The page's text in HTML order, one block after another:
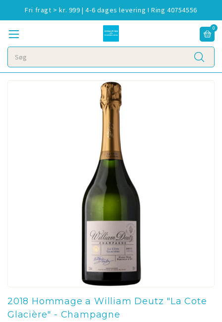
Fri fragt > kr. 999 | 4-6 dages levering I Ring 40754556
Søg
0
2018 Hommage a William Deutz "La Cote
Glacière" - Champagne